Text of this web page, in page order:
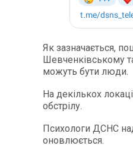
Як зазначається,
Шевченківському
можуть бути люди.
На декількох
обстрілу.
Психологи ДСНС
оновлюється.